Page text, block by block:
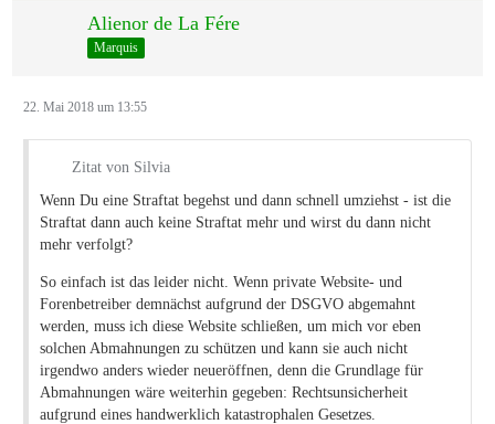
Alienor de La Fére
Marquis
22. Mai 2018 um 13:55
Zitat von Silvia
Wenn Du eine Straftat begehst und dann schnell umziehst - ist die
Straftat dann auch keine Straftat mehr und wirst du dann nicht
mehr verfolgt?
So einfach ist das leider nicht. Wenn private Website- und
Forenbetreiber demnächst aufgrund der DSGVO abgemahnt
werden, muss ich diese Website schließen, um mich vor eben
solchen Abmahnungen zu schützen und kann sie auch nicht
irgendwo anders wieder neueröffnen, denn die Grundlage für
Abmahnungen wäre weiterhin gegeben: Rechtsunsicherheit
aufgrund eines handwerklich katastrophalen Gesetzes.